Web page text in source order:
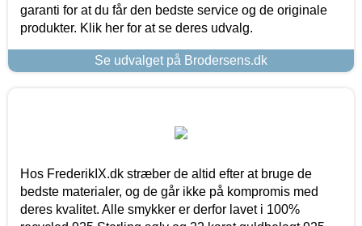
garanti for at du får den bedste service og de originale
produkter. Klik her for at se deres udvalg.
Se udvalget på Brodersens.dk
Hos FrederikIX.dk stræber de altid efter at bruge de
bedste materialer, og de går ikke på kompromis med
deres kvalitet. Alle smykker er derfor lavet i 100%